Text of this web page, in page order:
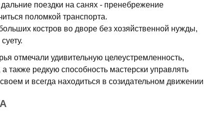
поездки на санях - пренебрежение
поломкой транспорта.
костров во дворе без хозяйственной нужды,
отмечали удивительную целеустремленность,
также редкую способность мастерски управлять
и всегда находиться в созидательном